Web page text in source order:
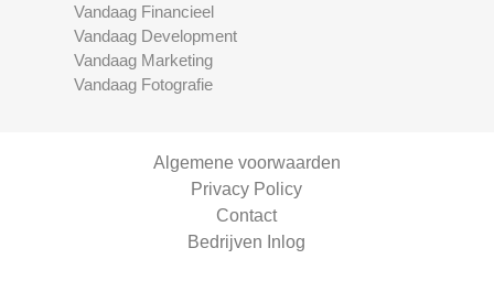
Vandaag Financieel
Vandaag Development
Vandaag Marketing
Vandaag Fotografie
Algemene voorwaarden
Privacy Policy
Contact
Bedrijven Inlog